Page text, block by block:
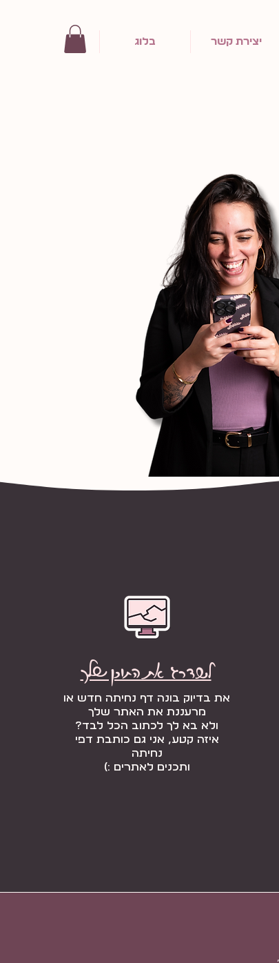
יצירת קשר בלוג
לשדרג את התוכן שלך
את בדיוק בונה דף נחיתה חדש או
מרעננת את האתר שלך
ולא בא לך לכתוב הכל לבד?
איזה קטע, אני גם כותבת דפי
נחיתה
ותכנים לאתרים :)